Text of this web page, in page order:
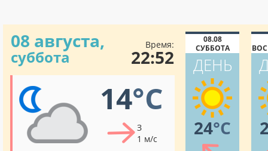
08 августа,
суббота
Время:
22:52
14°C
З
1 м/с
08.08
СУББОТА
ДЕНЬ
24°C